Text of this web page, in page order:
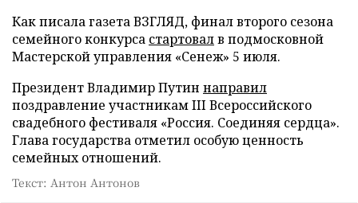
Как писала газета ВЗГЛЯД, финал второго сезона
семейного конкурса стартовалв подмосковной
Мастерской управления «Сенеж» 5 июля.
Президент Владимир Путин направил
поздравление участникам III Всероссийского
свадебного фестиваля «Россия. Соединяя сердца».
Глава государства отметил особую ценность
семейных отношений.
Текст: Антон Антонов